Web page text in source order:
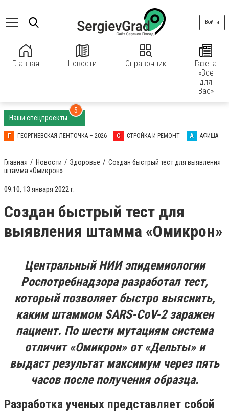
Главная Новости Справочник
Газета
«Все
для
Вас»
Войти
Наши спецпроекты
5
Г ГЕОРГИЕВСКАЯ ЛЕНТОЧКА – 2026 С СТРОЙКА И РЕМОНТ А АФИША
Главная Новости Здоровье
Создан быстрый тест для выявления
штамма «Омикрон»
09:10, 13 января 2022 г.
Создан быстрый тест для
выявления штамма «Омикрон»
Центральный НИИ эпидемиологии
Роспотребнадзора разработал тест,
который позволяет быстро выяснить,
каким штаммом SARS-CoV-2 заражен
пациент. По шести мутациям система
отличит «Омикрон» от «Дельты» и
выдаст результат максимум через пять
часов после получения образца.
Разработка ученых представляет собой